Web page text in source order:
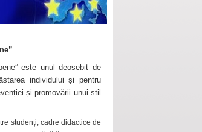
este unul deosebit de
individului și pentru
și promovării unui stil
studenți, cadre didactice de